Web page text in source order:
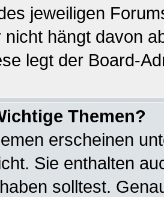
jeweiligen
nicht hängt davon
legt der Board-
Themen?
erscheinen
Sie enthalten
solltest.